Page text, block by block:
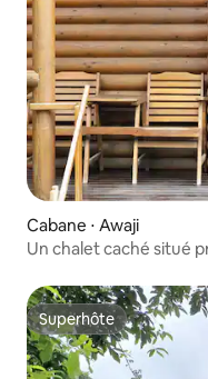
Cabane ⋅ Awaji
Un chalet caché situé
Superhôte
Superhôte